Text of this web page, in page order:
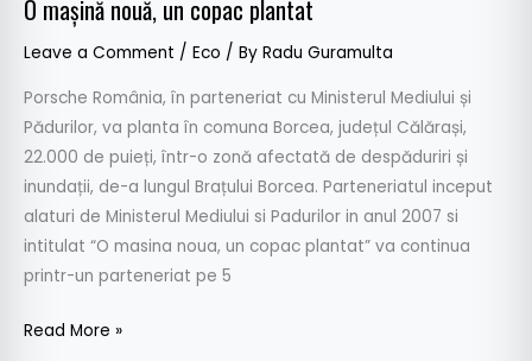
O mașină nouă, un copac plantat
Leave a Comment / Eco / By Radu Guramulta
Porsche România, în parteneriat cu Ministerul Mediului și
Pădurilor, va planta în comuna Borcea, județul Călărași,
22.000 de puieți, într-o zonă afectată de despăduriri și
inundații, de-a lungul Brațului Borcea. Parteneriatul inceput
alaturi de Ministerul Mediului si Padurilor in anul 2007 si
intitulat “O masina noua, un copac plantat” va continua
printr-un parteneriat pe 5
Read More »